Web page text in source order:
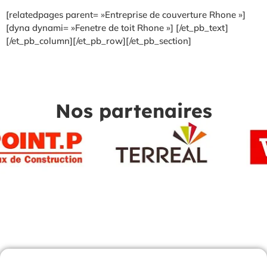
[relatedpages parent= »Entreprise de couverture Rhone »]
[dyna dynami= »Fenetre de toit Rhone »] [/et_pb_text]
[/et_pb_column][/et_pb_row][/et_pb_section]
Nos partenaires